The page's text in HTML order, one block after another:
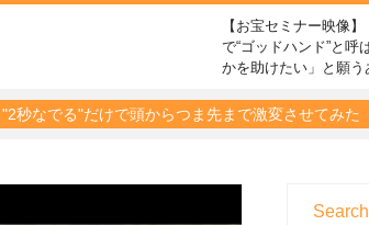
【お宝セミナー映像
で“ゴッドハンド”と
かを助けたい」と願う
"2秒なでる"だけで頭からつま先まで激変させてみた